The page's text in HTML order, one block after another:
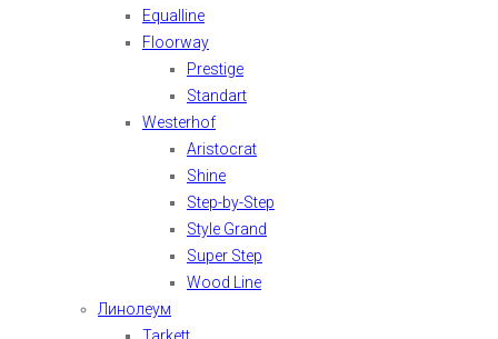
Equalline
Floorway
Prestige
Standart
Westerhof
Aristocrat
Shine
Step-by-Step
Style Grand
Super Step
Wood Line
Линолеум
Tarkett